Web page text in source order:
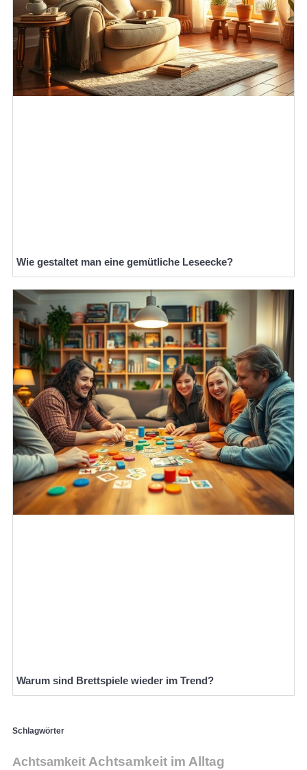
Wie gestaltet man eine gemütliche Leseecke?
Warum sind Brettspiele wieder im Trend?
Schlagwörter
Achtsamkeit Achtsamkeit im Alltag